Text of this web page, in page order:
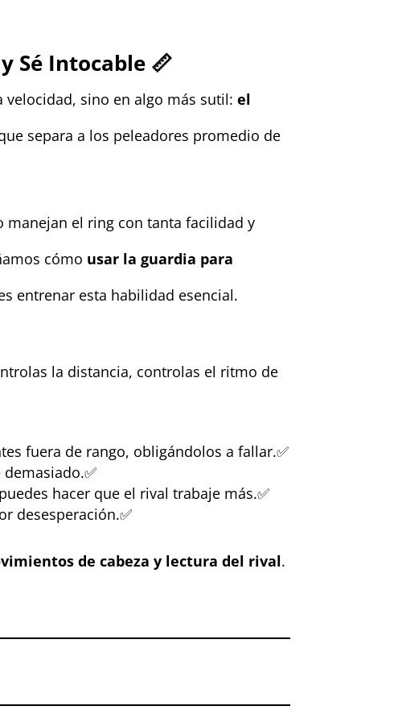
Sé Intocable 📏
velocidad, sino en algo más sutil:el
separa a los peleadores promedio de
manejan el ring con tanta facilidad y
cómo usar la guardia para
entrenar esta habilidad esencial.
la distancia, controlas el ritmo de
fuera de rango, obligándolos a fallar.✅
hacer que el rival trabaje más.✅
desesperación.✅
de cabeza y lectura del rival.